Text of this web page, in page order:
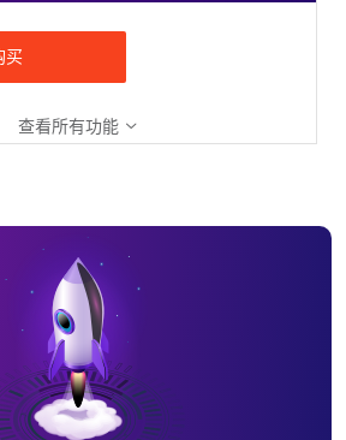
买
查看所有功能